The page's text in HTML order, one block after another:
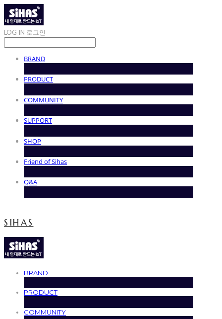
LOG IN 로그인
BRAND
PRODUCT
COMMUNITY
SUPPORT
SHOP
Friend of Sihas
Q&A
SIHAS
BRAND
PRODUCT
COMMUNITY